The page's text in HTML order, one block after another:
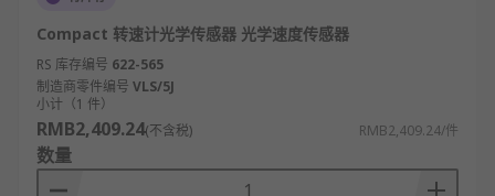
Compact 转速计光学传感器 光学速度传感器
RS 库存编号 622-565
制造商零件编号 VLS/5J
小计（1 件）
RMB2,409.24(不含税) RMB2,409.24/件
数量